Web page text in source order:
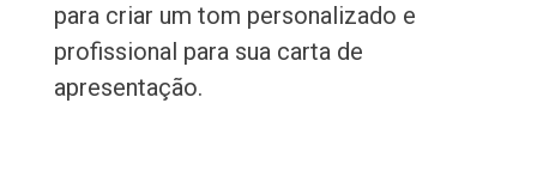
para criar um tom personalizado e
profissional para sua carta de
apresentação.